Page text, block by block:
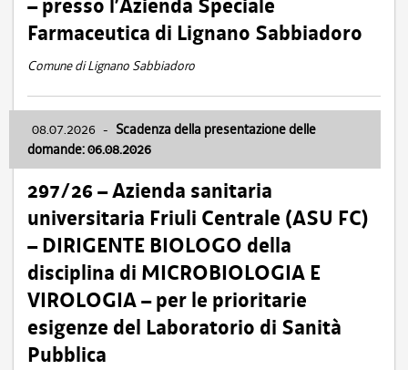
– presso l’Azienda Speciale
Farmaceutica di Lignano Sabbiadoro
Comune di Lignano Sabbiadoro
08.07.2026 - Scadenza della presentazione delle
domande: 06.08.2026
297/26 – Azienda sanitaria
universitaria Friuli Centrale (ASU FC)
– DIRIGENTE BIOLOGO della
disciplina di MICROBIOLOGIA E
VIROLOGIA – per le prioritarie
esigenze del Laboratorio di Sanità
Pubblica